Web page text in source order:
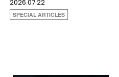
2026.07.22
SPECIAL ARTICLES